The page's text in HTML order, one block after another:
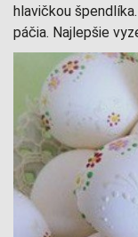
hlavičkou
páčia. Najlepšie